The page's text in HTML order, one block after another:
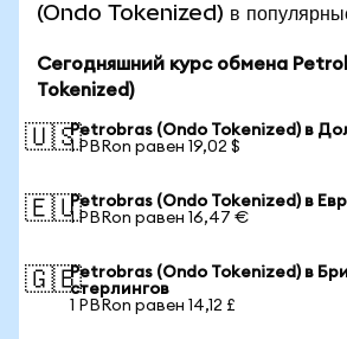
(Ondo Tokenized) в
Сегодняшний курс обмена
Tokenized)
🇺🇸Petrobras (Ondo Tokenized) в
1 PBRon равен 19,02 $
🇪🇺Petrobras (Ondo Tokenized) в
1 PBRon равен 16,47 €
🇬🇧Petrobras (Ondo Tokenized) в
стерлингов
1 PBRon равен 14,12 £